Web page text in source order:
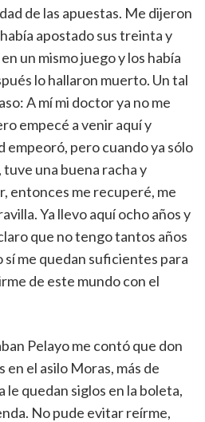
de las apuestas. Me dijeron
apostado sus treinta y
un mismo juego y los había
lo hallaron muerto. Un tal
A mí mi doctor ya no me
empecé a venir aquí y
empeoró, pero cuando ya sólo
tuve una buena racha y
entonces me recuperé, me
Ya llevo aquí ocho años y
que no tengo tantos años
me quedan suficientes para
de este mundo con el
Pelayo me contó que don
en el asilo Moras, más de
le quedan siglos en la boleta,
No pude evitar reírme,